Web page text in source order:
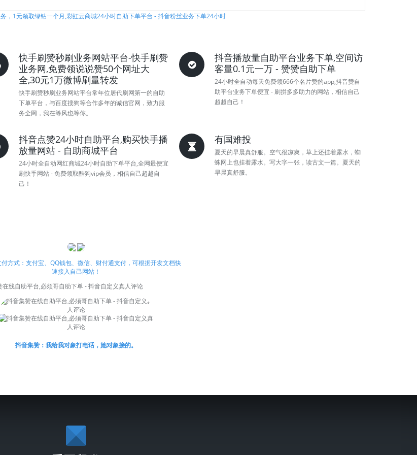
，1元领取绿钻一个月,彩虹云商城24小时自助下单平台 - 抖音粉丝业务下单24小时
快手刷赞秒刷业务网站平台-快手刷赞
业务网,免费领说说赞50个网址大
全,30元1万微博刷量转发
快手刷赞秒刷业务网站平台常年位居代刷网第一的自助
下单平台，与百度搜狗等合作多年的诚信官网，致力服
务全网，我在等风也等你。
抖音播放量自助平台业务下单,空间访
客量0.1元一万 - 赞赞自助下单
24小时全自动每天免费领666个名片赞的app,抖音赞自
助平台业务下单便宜 - 刷拼多多助力的网站，相信自己
超越自己！
抖音点赞24小时自助平台,购买快手播
放量网站 - 自助商城平台
24小时全自动网红商城24小时自助下单平台,全网最便宜
刷快手网站 - 免费领取酷狗vip会员，相信自己超越自
己！
有国难投
夏天的早晨真舒服。空气很凉爽，草上还挂着露水，蜘
蛛网上也挂着露水。写大字一张，读古文一篇。夏天的
早晨真舒服。
方式：支付宝、QQ钱包、微信、财付通支付，可根据开发文档快
速接入自己网站！
抖音集赞：我给我对象打电话，她对象接的。